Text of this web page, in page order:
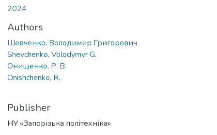
2024
Authors
Шевченко, Володимир Григорович
Shevchenko, Volodymyr G.
Онищенко, Р. В.
Onishchenko, R.
Publisher
НУ «Запорізька політехніка»